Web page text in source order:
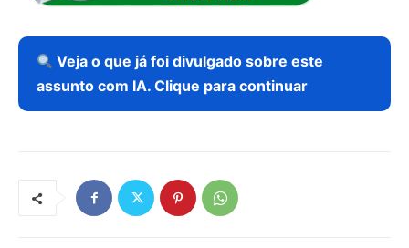
Veja o que já foi divulgado sobre este
assunto com IA. Clique para continuar